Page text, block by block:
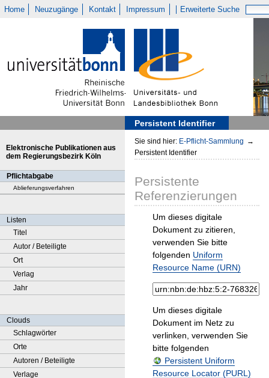
Home Neuzugänge Kontakt Impressum Erweiterte Suche
Persistent Identifier
Elektronische Publikationen aus
dem Regierungsbezirk Köln
Pflichtabgabe
Ablieferungsverfahren
Listen
Titel
Autor / Beteiligte
Ort
Verlag
Jahr
Clouds
Schlagwörter
Orte
Autoren / Beteiligte
Verlage
Sie sind hier: E-Pflicht-Sammlung →
Persistent Identifier
Persistente
Referenzierungen
Um dieses digitale
Dokument zu zitieren,
verwenden Sie bitte
folgenden Uniform
Resource Name (URN)
Um dieses digitale
Dokument im Netz zu
verlinken, verwenden Sie
bitte folgenden
Persistent Uniform
Resource Locator (PURL)